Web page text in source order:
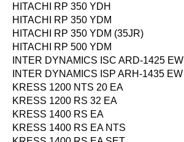
HITACHI RP 350 YDH
HITACHI RP 350 YDM
HITACHI RP 350 YDM (35JR)
HITACHI RP 500 YDM
INTER DYNAMICS ISC ARD-1425 EW
INTER DYNAMICS ISP ARH-1435 EW
KRESS 1200 NTS 20 EA
KRESS 1200 RS 32 EA
KRESS 1400 RS EA
KRESS 1400 RS EA NTS